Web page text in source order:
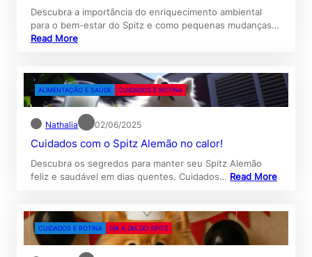
Descubra a importância do enriquecimento ambiental
para o bem-estar do Spitz e como pequenas mudanças…
Read More
ALIMENTAÇÃO E SAÚDE CUIDADOS E ROTINA
Nathalia 02/06/2025
Cuidados com o Spitz Alemão no calor!
Descubra os segredos para manter seu Spitz Alemão
feliz e saudável em dias quentes. Cuidados… Read More
CUIDADOS E ROTINA DIA A DIA DO SPITZ